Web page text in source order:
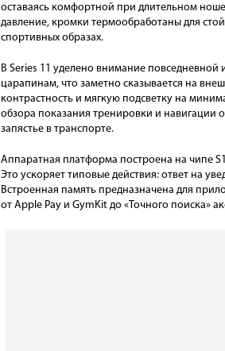
оставаясь комфортной при длительном
давление, кромки термообработаны для
спортивных образах.
В Series 11 уделено внимание
царапинам, что заметно сказывается на
контрастность и мягкую подсветку на
обзора показания тренировки и навигации
запястье в транспорте.
Аппаратная платформа построена на чипе
Это ускоряет типовые действия: ответ на
Встроенная память предназначена для
от Apple Pay и GymKit до «Точного поиска»